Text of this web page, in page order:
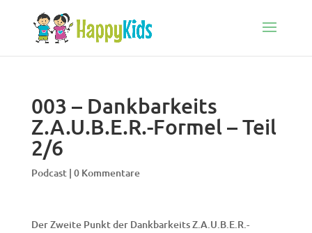
003 – Dankbarkeits
Z.A.U.B.E.R.-Formel – Teil
2/6
Podcast| 0 Kommentare
Der Zweite Punkt der Dankbarkeits Z.A.U.B.E.R.-